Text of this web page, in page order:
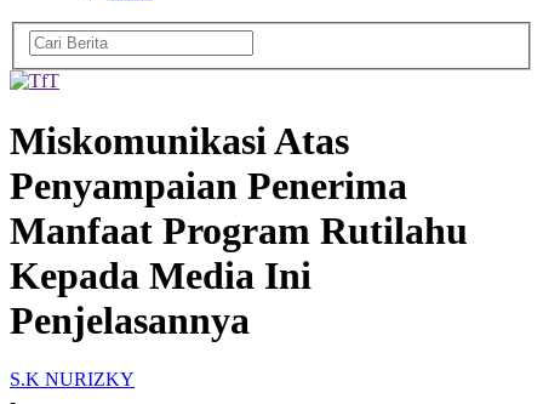
Miskomunikasi Atas
Penyampaian Penerima
Manfaat Program Rutilahu
Kepada Media Ini
Penjelasannya
S.K NURIZKY